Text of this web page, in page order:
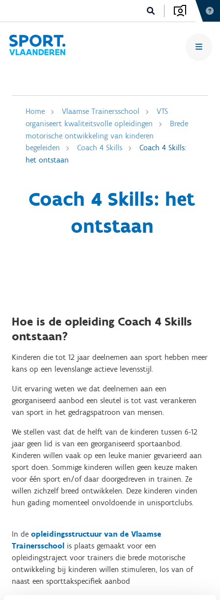
Home Vlaamse Trainersschool
VTS
organiseert kwaliteitsvolle opleidingen
Brede
motorische ontwikkeling van kinderen
begeleiden
Coach 4 Skills
Coach 4 Skills:
het ontstaan
Coach 4 Skills: het
ontstaan
Hoe is de opleiding Coach 4 Skills
ontstaan?
Kinderen die tot 12 jaar deelnemen aan sport hebben meer
kans op een levenslange actieve levensstijl.
Uit ervaring weten we dat deelnemen aan een
georganiseerd aanbod een sleutel is tot vast verankeren
van sport in het gedragspatroon van mensen.
We stellen vast dat de helft van de kinderen tussen 6-12
jaar geen lid is van een georganiseerd sportaanbod.
Kinderen willen vaak op een leuke manier gevarieerd aan
sport doen. Sommige kinderen willen geen keuze maken
voor één sport en/of daar doorgedreven in trainen. Ze
willen zichzelf breed ontwikkelen. Deze kinderen vinden
hun gading momenteel onvoldoende in unisportclubs.
In de opleidingsstructuur van de Vlaamse
Trainersschool is plaats gemaakt voor een
opleidingstraject voor trainers die brede motorische
ontwikkeling bij kinderen willen stimuleren, los van of
naast een sporttakspecifiek aanbod